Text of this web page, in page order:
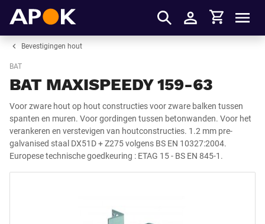
Inloggen
Winkelmandje
Bevestigingen hout
BAT
BAT MAXISPEEDY 159-63
Voor zware hout op hout constructies voor zware balken tussen
spanten en muren. Voor gordingen tussen betonwanden. Voor het
verankeren en verstevigen van houtconstructies. 1.2 mm pre-
galvanised staal DX51D + Z275 volgens BS EN 10327:2004.
Europese technische goedkeuring : ETAG 15 - BS EN 845-1.